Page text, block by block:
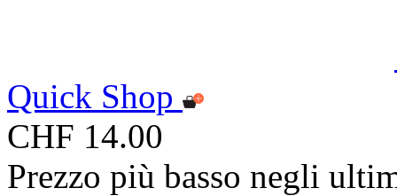
Quick Shop
CHF 14.00
Prezzo più basso negli